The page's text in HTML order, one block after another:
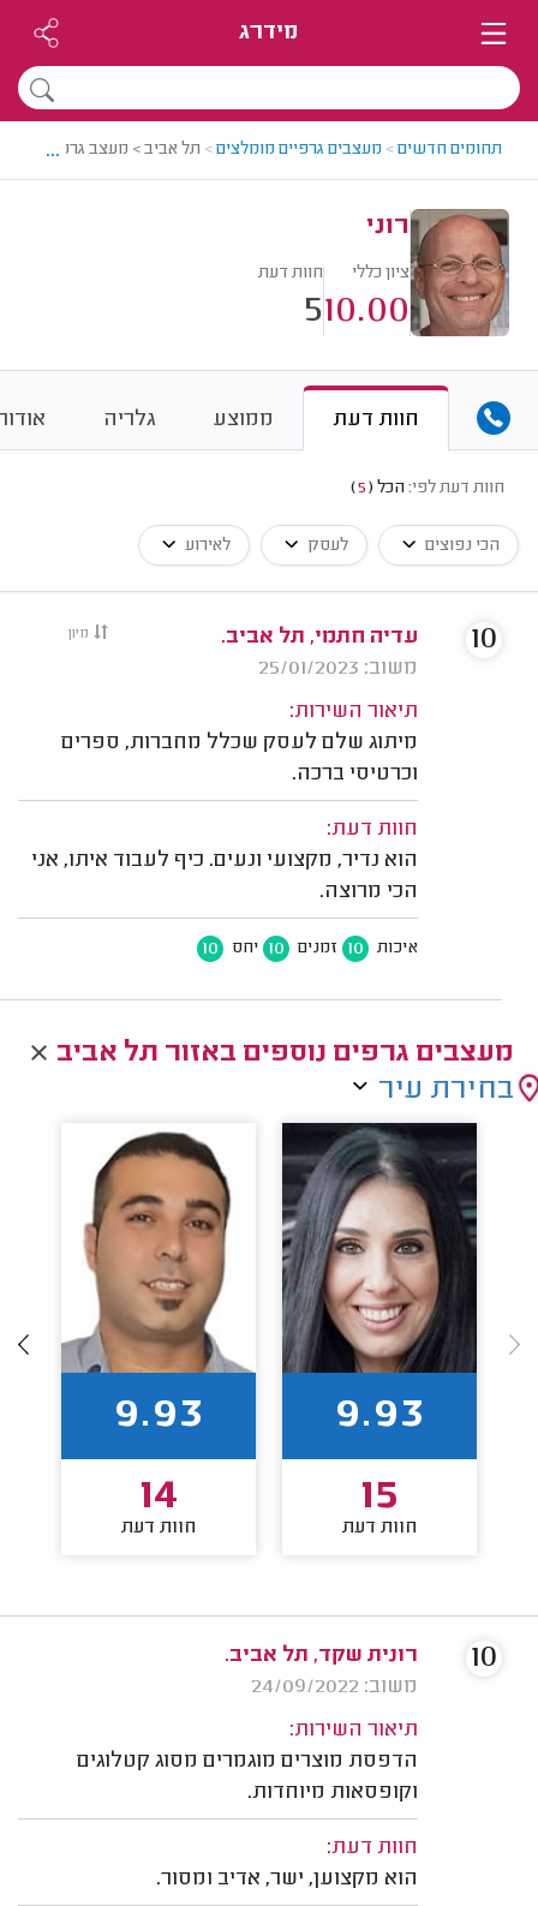
מידרג
תחומים חדשים> מעצבים גרפיים מומלצים> תל אביב > מעצב גרפי מומלץ -
...
רוני
ציון כללי
10.00
חוות דעת
5
חוות דעת ממוצע גלריה
חוות דעת לפי: הכל (
5
)
הכי נפוצים לעסק לאירוע
מיון
עדיה חתמי, תל אביב.
משוב: 25/01/2023
תיאור השירות:
מיתוג שלם לעסק שכלל מחברות, ספרים
וכרטיסי ברכה.
חוות דעת:
הוא נדיר, מקצועי ונעים. כיף לעבוד איתו, אני
הכי מרוצה.
איכות 10 זמנים 10 יחס 10
10
מעצבים גרפים נוספים באזור תל אביב
בחירת עיר
9.93
15
חוות דעת
9.93
14
חוות דעת
רונית שקד, תל אביב.
משוב: 24/09/2022
תיאור השירות:
הדפסת מוצרים מוגמרים מסוג קטלוגים
וקופסאות מיוחדות.
חוות דעת:
הוא מקצוען, ישר, אדיב ומסור.
10